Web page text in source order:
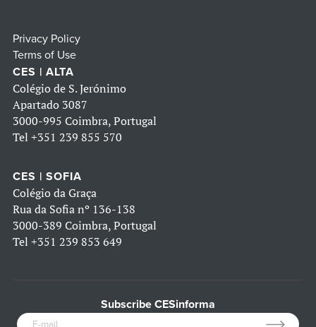
Privacy Policy
Terms of Use
CES | ALTA
Colégio de S. Jerónimo
Apartado 3087
3000-995 Coimbra, Portugal
Tel +351 239 855 570
CES | SOFIA
Colégio da Graça
Rua da Sofia nº 136-138
3000-389 Coimbra, Portugal
Tel +351 239 853 649
Subscribe CESinforma